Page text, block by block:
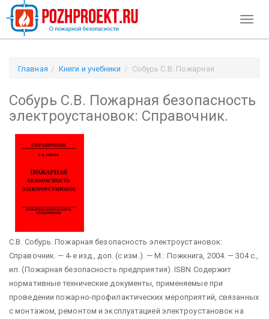
Главная Книги и учебники
Собурь С.В. Пожарная
Собурь С.В. Пожарная безопасность
электроустановок: Справочник.
С.В. Собурь. Пожарная безопасность электроустановок:
Справочник. — 4-е изд., доп. (с изм.). — М.: Пожкнига, 2004. — 304 с.,
ил. (Пожарная безопасность предприятия). ISBN Содержит
нормативные технические документы, применяемые при
проведении пожарно-профилактических мероприятий, связанных
с монтажом, ремонтом и эксплуатацией электроустановок на